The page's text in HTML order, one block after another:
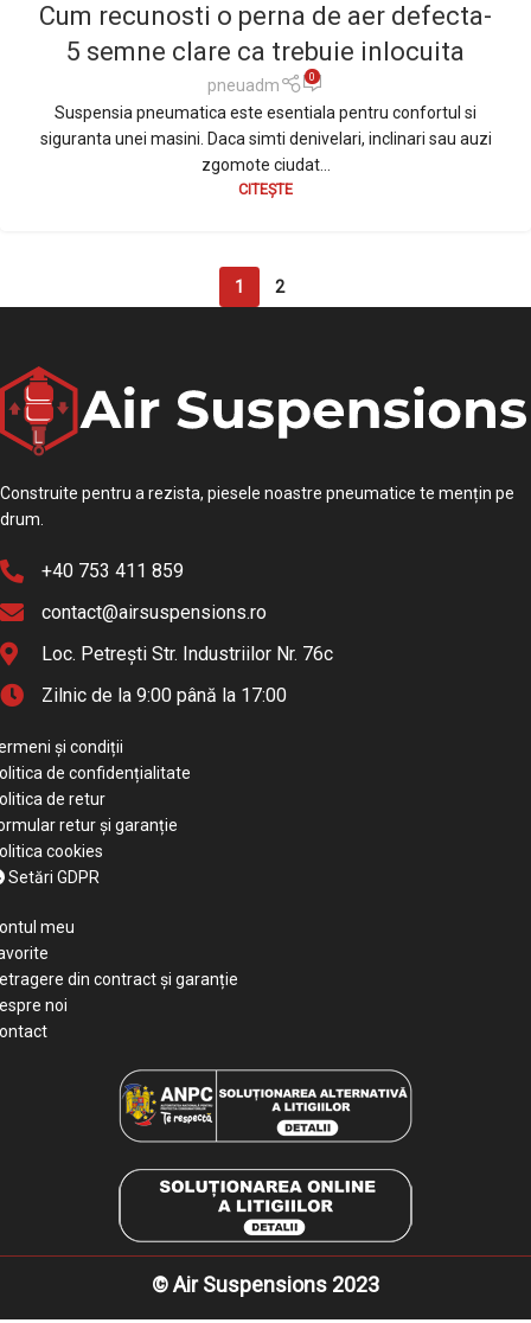
Cum recunosti o perna de aer defecta-
5 semne clare ca trebuie inlocuita
pneuadm 0
Suspensia pneumatica este esentiala pentru confortul si
siguranta unei masini. Daca simti denivelari, inclinari sau auzi
zgomote ciudat...
CITEȘTE
1 2
Construite pentru a rezista, piesele noastre pneumatice te mențin pe
drum.
+40 753 411 859
contact@airsuspensions.ro
Loc. Petrești Str. Industriilor Nr. 76c
Zilnic de la 9:00 până la 17:00
și condiții
de confidențialitate
de retur
retur și garanție
cookies
Setări GDPR
meu
din contract și garanție
noi
© Air Suspensions 2023